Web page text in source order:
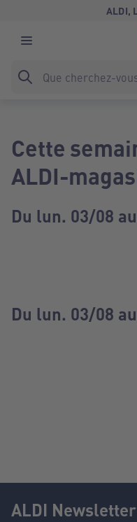
ALDI,
Cette
ALDI-
Du lun. 03/08
Du lun. 03/08
ALDI Newsletter